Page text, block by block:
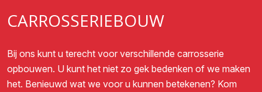
CARROSSERIEBOUW
Bij ons kunt u terecht voor verschillende carrosserie
opbouwen. U kunt het niet zo gek bedenken of we maken
het. Benieuwd wat we voor u kunnen betekenen? Kom